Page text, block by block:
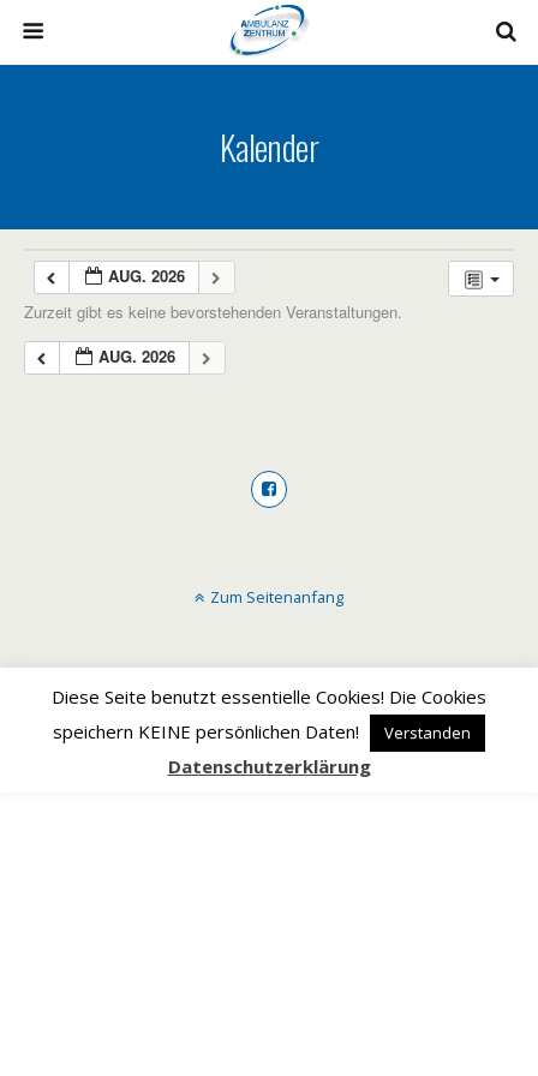
Kalender
AUG. 2026
Zurzeit gibt es keine bevorstehenden Veranstaltungen.
AUG. 2026
Diese Seite benutzt essentielle Cookies! Die Cookies
speichern KEINE persönlichen Daten!
Verstanden
Datenschutzerklärung
Zum Seitenanfang